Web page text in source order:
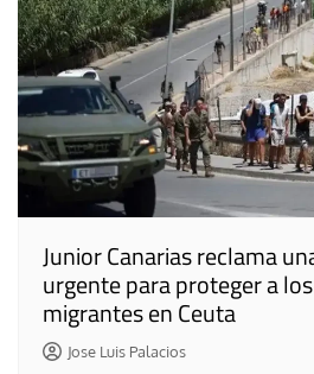
Junior Canarias reclama
urgente para proteger a
migrantes en Ceuta
Jose Luis Palacios